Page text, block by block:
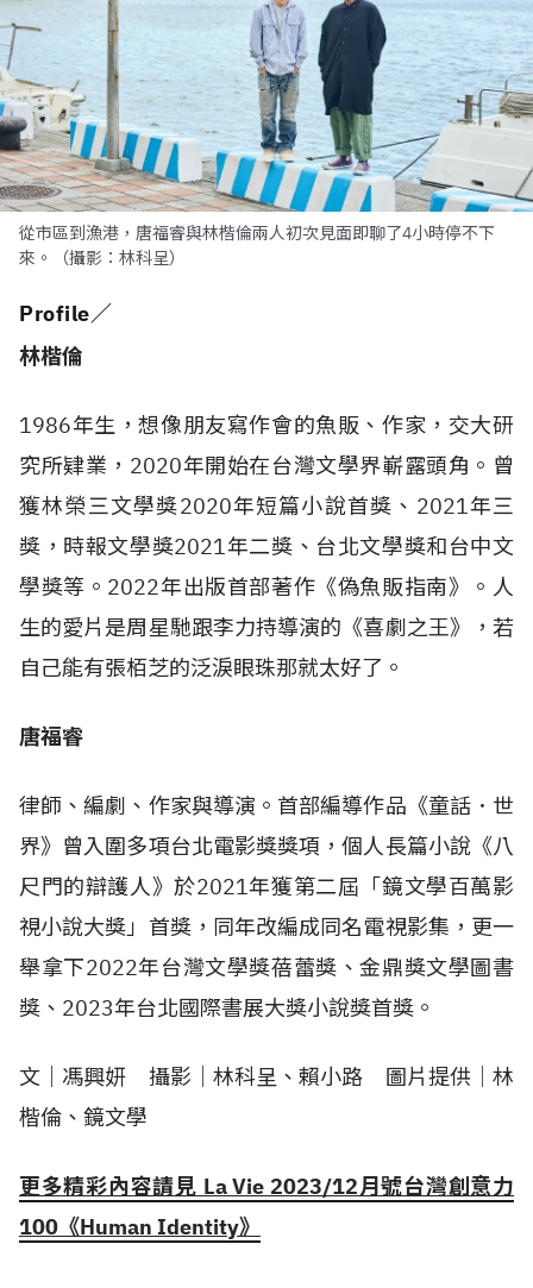
從市區到漁港，唐福睿與林楷倫兩人初次見面即聊了4小時停不下
來。（攝影：林科呈）
Profile／
林楷倫
1986年生，想像朋友寫作會的魚販、作家，交大研
究所肄業，2020年開始在台灣文學界嶄露頭角。曾
獲林榮三文學獎2020年短篇小說首獎、2021年三
獎，時報文學獎2021年二獎、台北文學獎和台中文
學獎等。2022年出版首部著作《偽魚販指南》。人
生的愛片是周星馳跟李力持導演的《喜劇之王》，若
自己能有張栢芝的泛淚眼珠那就太好了。
唐福睿
律師、編劇、作家與導演。首部編導作品《童話．世
界》曾入圍多項台北電影獎獎項，個人長篇小說《八
尺門的辯護人》於2021年獲第二屆「鏡文學百萬影
視小說大獎」首獎，同年改編成同名電視影集，更一
舉拿下2022年台灣文學獎蓓蕾獎、金鼎獎文學圖書
獎、2023年台北國際書展大獎小說獎首獎。
文｜馮興妍 攝影｜林科呈、賴小路 圖片提供｜林
楷倫、鏡文學
更多精彩內容請見 La Vie 2023/12月號台灣創意力
100《Human Identity》